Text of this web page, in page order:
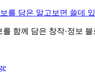
를 담은 알고보면 쓸데
를 함께 담은 창작·정보